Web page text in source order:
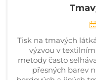
Tisk na tmavých
výzvou v
metody často
přesných barev